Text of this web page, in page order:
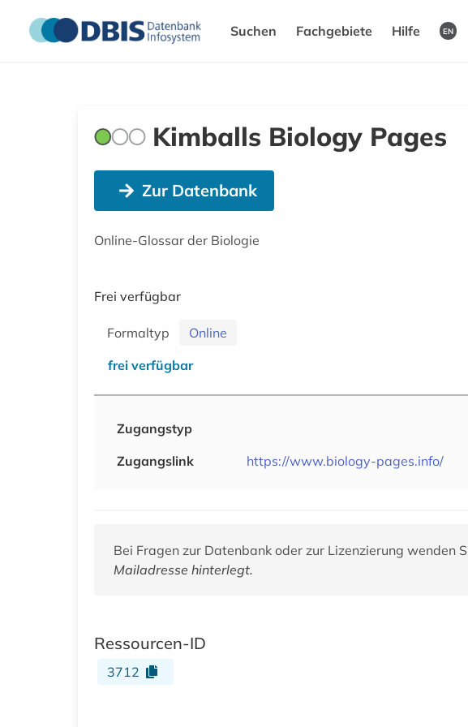
Suchen Fachgebiete Hilfe EN
Kimballs Biology Pages
Zur Datenbank
Online-Glossar der Biologie
Frei verfügbar
Formaltyp
Online
frei verfügbar
Zugangstyp
Zugangslink
https://www.biology-pages.info/
Bei Fragen zur Datenbank oder zur Lizenzierung wenden
Mailadresse hinterlegt.
Ressourcen-ID
3712